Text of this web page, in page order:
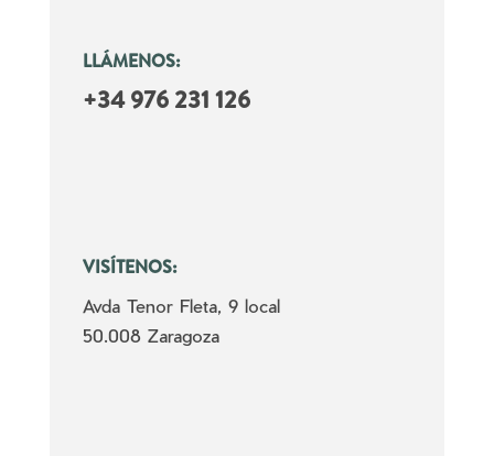
LLÁMENOS:
+34 976 231 126
VISÍTENOS:
Avda Tenor Fleta, 9 local
50.008 Zaragoza